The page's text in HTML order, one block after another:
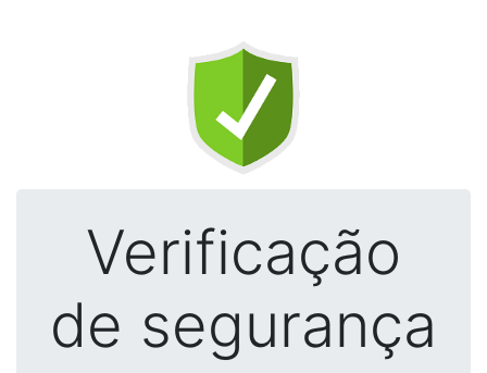
Verificação
de segurança